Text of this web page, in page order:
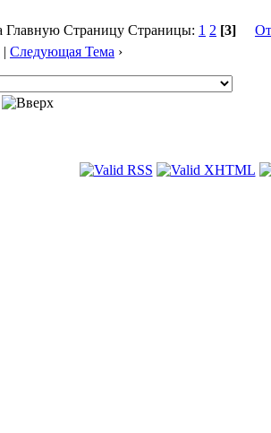
Страницы: 1 2 [3]
| Следующая Тема ›